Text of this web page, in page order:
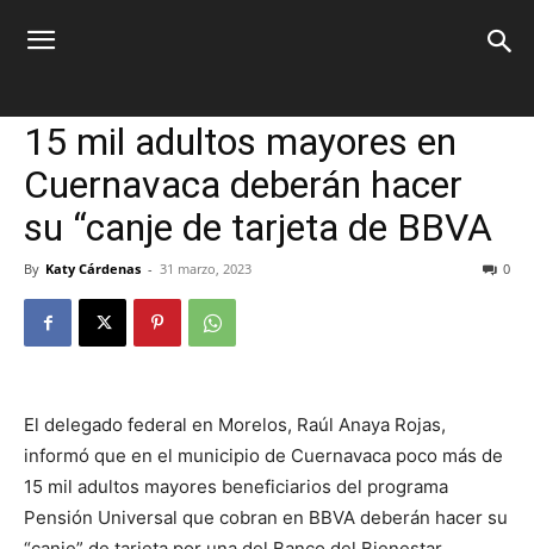
Morelos
15 mil adultos mayores en
Cuernavaca deberán hacer
su “canje de tarjeta de BBVA
By Katy Cárdenas - 31 marzo, 2023 0
El delegado federal en Morelos, Raúl Anaya Rojas,
informó que en el municipio de Cuernavaca poco más de
15 mil adultos mayores beneficiarios del programa
Pensión Universal que cobran en BBVA deberán hacer su